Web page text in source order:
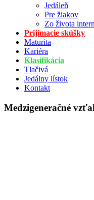
Jedáleň
Pre žiakov
Zo života
Prijímacie skúšky
Maturita
Kariéra
Klasifikácia
Tlačivá
Jedálny lístok
Kontakt
Medzigeneračné